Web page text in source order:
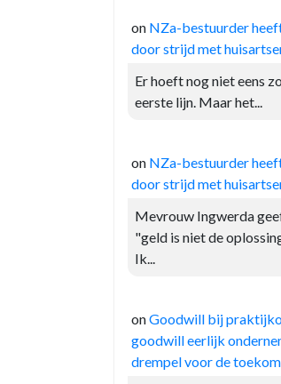
on NZa-bestuurder
door strijd met
Er hoeft nog niet eens
eerste lijn. Maar het...
on NZa-bestuurder
door strijd met
Mevrouw Ingwerda
"geld is niet de
Ik...
onGoodwill bij
goodwill eerlijk
drempel voor de